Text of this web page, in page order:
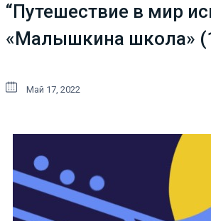
“Путешествие в мир
«Малышкина школа»
Май 17, 2022